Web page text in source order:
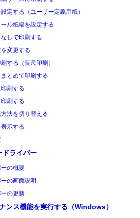
定する（ユーザー定義用紙）
ル紙幅を設定する
しで印刷する
変更する
する（長尺印刷）
とめて印刷する
刷する
刷する
法を切り替える
示する
ライバー
の概要
の画面説明
の更新
ンス機能を実行する（Windows）